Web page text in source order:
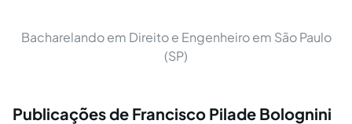
Bacharelando em Direito e Engenheiro em São Paulo
(SP)
Publicações de Francisco Pilade Bolognini